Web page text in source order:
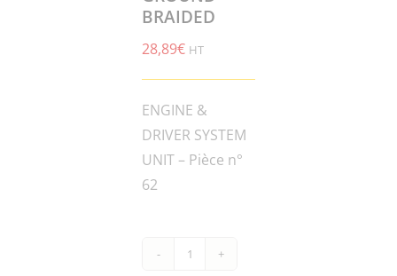
BRAIDED
28,89€ HT
ENGINE &
DRIVER SYSTEM
UNIT – Pièce n°
62
quantité